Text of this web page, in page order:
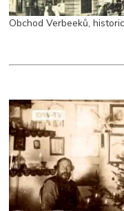
Obchod Verbeeků,